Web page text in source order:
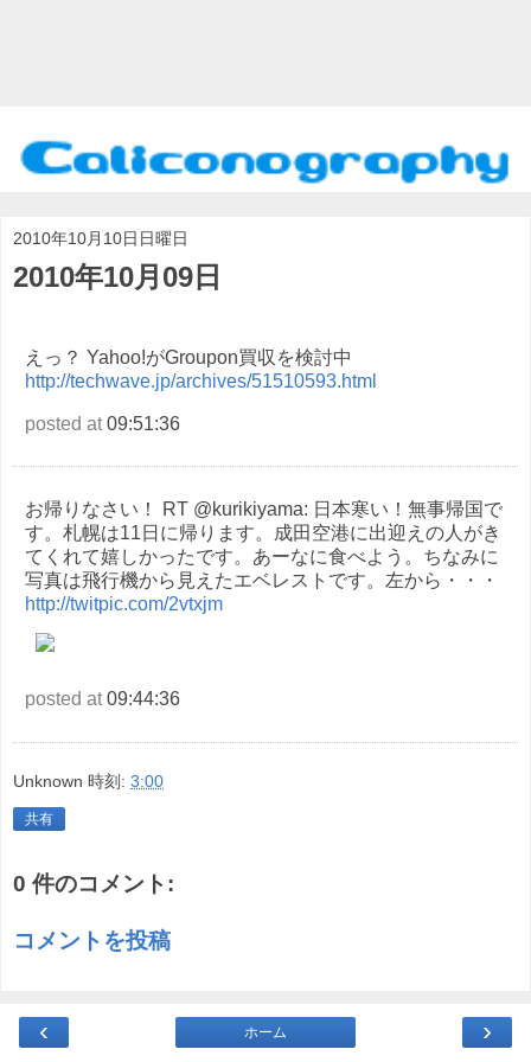
2010年10月10日日曜日
2010年10月09日
えっ？ Yahoo!がGroupon買収を検討中
http://techwave.jp/archives/51510593.html
posted at09:51:36
お帰りなさい！ RT @kurikiyama: 日本寒い！無事帰国で
す。札幌は11日に帰ります。成田空港に出迎えの人がき
てくれて嬉しかったです。あーなに食べよう。ちなみに
写真は飛行機から見えたエベレストです。左から・・・
http://twitpic.com/2vtxjm
posted at09:44:36
Unknown 時刻: 3:00
共有
0 件のコメント:
コメントを投稿
‹ ›
ホーム